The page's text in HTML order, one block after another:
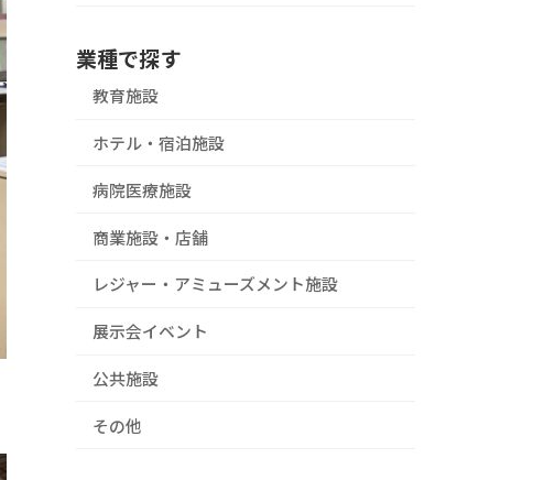
業種で探す
教育施設
ホテル・宿泊施設
病院医療施設
商業施設・店舗
レジャー・アミューズメント施設
展示会イベント
公共施設
その他